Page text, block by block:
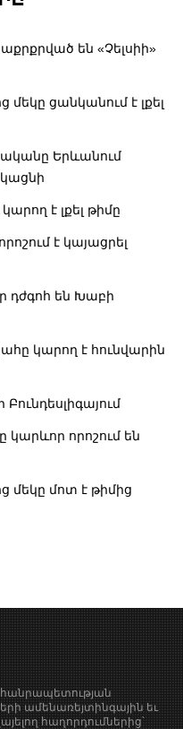
են «Չելսիի»
ցանկանում է լքել
Երևանում
է լքել թիմը
է կայացրել
դժգոհ են Խաբի
կարող է հունվարին
կարևոր որոշում են
մեկը մոտ է թիմից
հանրապետության
ամենառեյտինգային եւ
հաղորդումներից՝